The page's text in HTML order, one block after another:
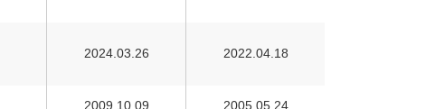
2024.03.26 2022.04.18
2009.10.09 2005.05.24